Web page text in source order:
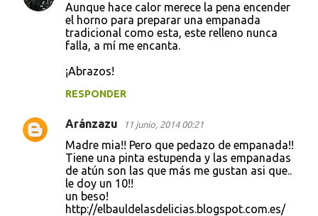
Aunque hace calor merece la pena encender
el horno para preparar una empanada
tradicional como esta, este relleno nunca
falla, a mí me encanta.
¡Abrazos!
RESPONDER
Aránzazu 11 junio, 2014 00:21
Madre mia!! Pero que pedazo de empanada!!
Tiene una pinta estupenda y las empanadas
de atún son las que más me gustan asi que..
le doy un 10!!
un beso!
http://elbauldelasdelicias.blogspot.com.es/